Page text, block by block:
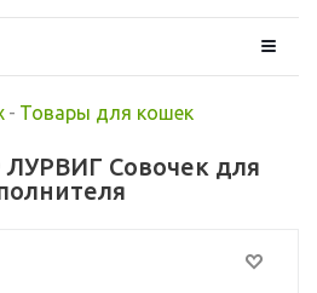
- Товары для кошек
ЛУРВИГ Совочек для